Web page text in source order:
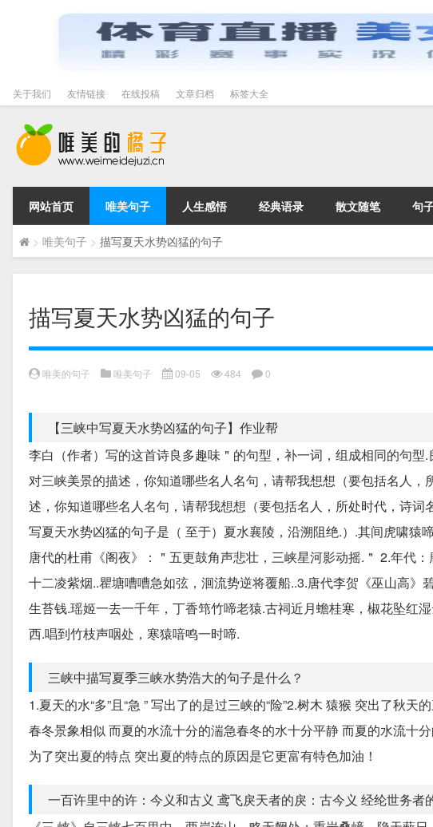
关于我们 友情链接 在线投稿 文章归档 标签大全
网站首页 唯美句子 人生感悟 经典语录 散文随笔 句
> 唯美句子 > 描写夏天水势凶猛的句子
描写夏天水势凶猛的句子
唯美的句子 唯美句子 09-05 484 0
【三峡中写夏天水势凶猛的句子】作业帮
李白（作者）写的这首诗良多趣味＂的句型，补一词，组成相同的句
对三峡美景的描述，你知道哪些名人名句，请帮我想想（要包括名人
述，你知道哪些名人名句，请帮我想想（要包括名人，所处时代，诗
写夏天水势凶猛的句子是（ 至于）夏水襄陵，沿溯阻绝.）.其间虎啸
唐代的杜甫《阁夜》：＂五更鼓角声悲壮，三峡星河影动摇.＂ 2.年代
十二凌紫烟..瞿塘嘈嘈急如弦，洄流势逆将覆船..3.唐代李贺《巫山高
生苔钱.瑶姬一去一千年，丁香筇竹啼老猿.古祠近月蟾桂寒，椒花坠红
西.唱到竹枝声咽处，寒猿喑鸣一时啼.
三峡中描写夏季三峡水势浩大的句子是什么？
1.夏天的水“多”且“急 ” 写出了的是过三峡的“险”2.树木 猿猴 突出了秋
春冬景象相似 而夏的水流十分的湍急春冬的水十分平静 而夏的水流十
为了突出夏的特点 突出夏的特点的原因是它更富有特色加油！
一百许里中的许：今义和古义 鸢飞戾天者的戾：古今义 经纶世务者